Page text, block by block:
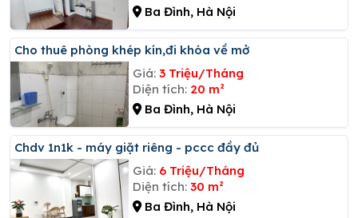
Ba Đình, Hà Nội
Cho thuê phòng khép kín,đi khóa về mở
Giá: 3 Triệu/Tháng
Diện tích: 20 m²
Ba Đình, Hà Nội
Chdv 1n1k - máy giặt riêng - pccc đầy đủ
Giá: 6 Triệu/Tháng
Diện tích: 30 m²
Ba Đình, Hà Nội